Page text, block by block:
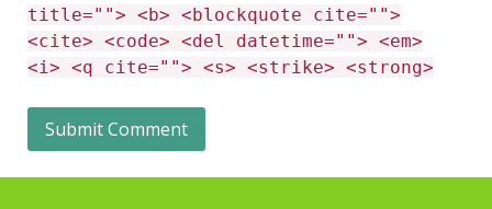
title=""> <b> <blockquote cite="">
<cite> <code> <del datetime=""> <em>
<i> <q cite=""> <s> <strike> <strong>